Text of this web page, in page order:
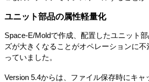
ユニット部品の属性軽量化
Space-E/Moldで作成、配置したユニット
ズが大きくなることがオペレーションに
っていました。
Version 5.4からは、ファイル保存時にキャ